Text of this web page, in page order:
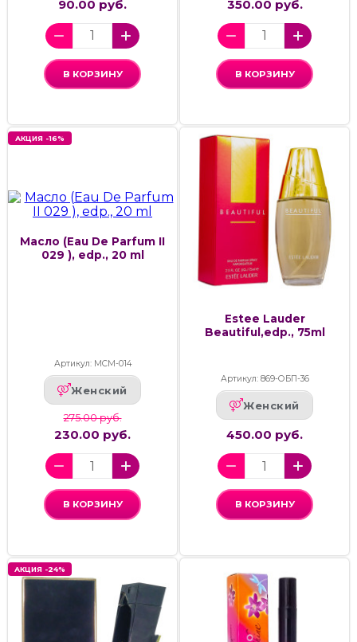
90.00 руб.
В КОРЗИНУ
350.00 руб.
В КОРЗИНУ
АКЦИЯ -16%
Масло (Eau De Parfum II
029 ), edp., 20 ml
Артикул: МСМ-014
Женский
275.00 руб.
230.00 руб.
В КОРЗИНУ
Estee Lauder
Beautiful,edp., 75ml
Артикул: 869-ОБП-36
Женский
450.00 руб.
В КОРЗИНУ
АКЦИЯ -24%